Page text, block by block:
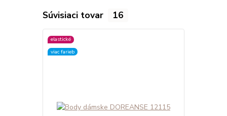
Súvisiaci tovar 16
elastické
viac farieb